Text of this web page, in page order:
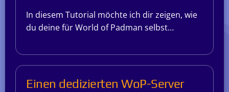
In diesem Tutorial möchte ich dir zeigen, wie
du deine für World of Padman selbst…
Einen dedizierten WoP-Server